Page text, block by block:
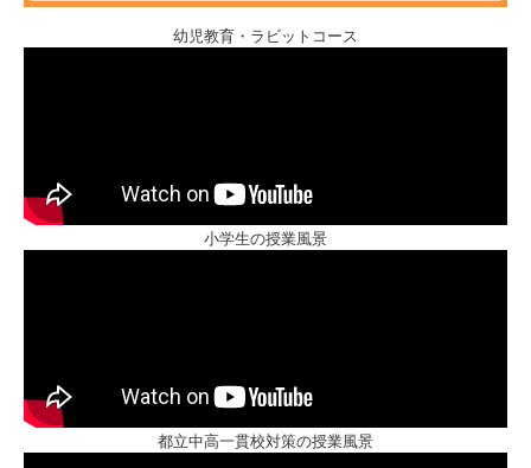
幼児教育・ラビットコース
小学生の授業風景
都立中高一貫校対策の授業風景